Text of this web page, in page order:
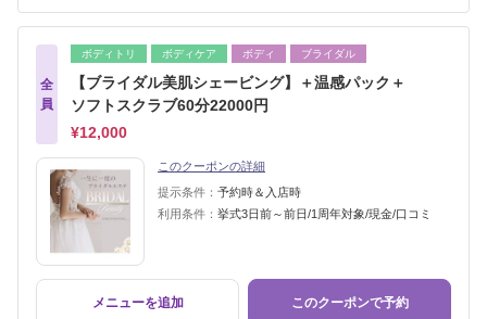
全
員
ボディトリ ボディケア ボディ ブライダル
【ブライダル美肌シェービング】＋温感パック＋
ソフトスクラブ60分22000円
¥12,000
このクーポンの詳細
提示条件： 予約時＆入店時
利用条件： 挙式3日前～前日/1周年対象/現金/口コミ
メニューを追加 このクーポンで予約